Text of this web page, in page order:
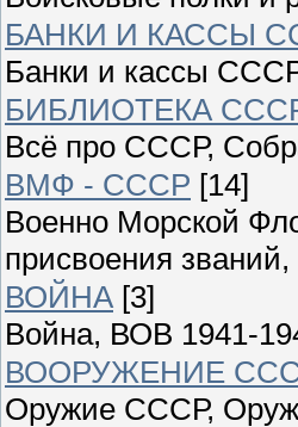
БАНКИ И КАССЫ
Банки и кассы
БИБЛИОТЕКА
Всё про СССР,
ВМФ - СССР [14]
Военно Морской
присвоения званий,
ВОЙНА [3]
Война, ВОВ 1941-
ВООРУЖЕНИЕ
Оружие СССР,